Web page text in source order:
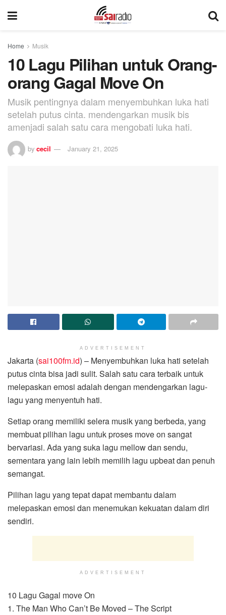
Home Musik
10 Lagu Pilihan untuk Orang-
orang Gagal Move On
Musik pentingnya dalam menyembuhkan luka hati
setelah putus cinta. mendengarkan musik bis
amenjadi salah satu cara mengobati luka hati.
by cecil January 21, 2025
ADVERTISEMENT
Jakarta (sai100fm.id) – Menyembuhkan luka hati setelah
putus cinta bisa jadi sulit. Salah satu cara terbaik untuk
melepaskan emosi adalah dengan mendengarkan lagu-
lagu yang menyentuh hati.
Setiap orang memiliki selera musik yang berbeda, yang
membuat pilihan lagu untuk proses move on sangat
bervariasi. Ada yang suka lagu mellow dan sendu,
sementara yang lain lebih memilih lagu upbeat dan penuh
semangat.
Pilihan lagu yang tepat dapat membantu dalam
melepaskan emosi dan menemukan kekuatan dalam diri
sendiri.
ADVERTISEMENT
10 Lagu Gagal move On
1. The Man Who Can’t Be Moved – The Script